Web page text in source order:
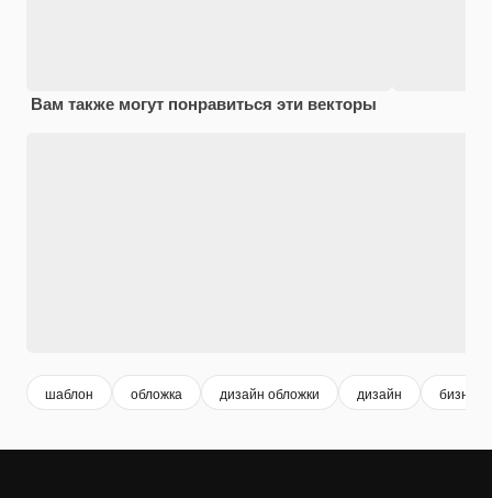
Вам также могут понравиться эти векторы
шаблон обложка дизайн обложки дизайн бизнес